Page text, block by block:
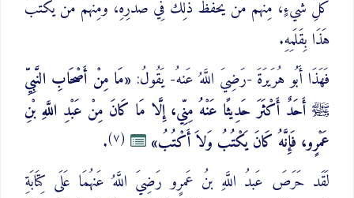
كُلِّ شَيءٍ، مِنهُم مَن يَحفَظُ ذَلِكَ فِي صَدرِهِ، وَمِنهُم مَن يَكتُبُ
هَذَا بِقَلَمِهِ.
فَهَذَا أَبُو هُرَيرَةَ -رَضِيَ اللَّهُ عَنهُ- يَقُولُ: «مَا مِنْ أَصْحَابِ النَّبِيِّ
ﷺ أَحَدٌ أَكْثَرَ حَدِيثًا عَنْهُ مِنِّي، إِلَّا مَا كَانَ مِنْ عَبْدِ اللَّهِ بْنِ
عَمْرٍو، فَإِنَّهُ كَانَ يَكْتُبُ وَلاَ أَكْتُبُ»
(٧)
.
لَقَد حَرَصَ عَبدُ اللَّهِ بنُ عَمرٍو رَضِيَ اللَّهُ عَنهُمَا عَلَى كِتَابَةِ